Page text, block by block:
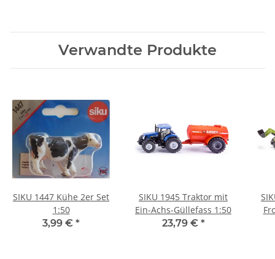
Verwandte Produkte
SIKU 1447 Kühe 2er Set
1:50
3,99 € *
SIKU 1945 Traktor mit
Ein-Achs-Güllefass 1:50
23,79 € *